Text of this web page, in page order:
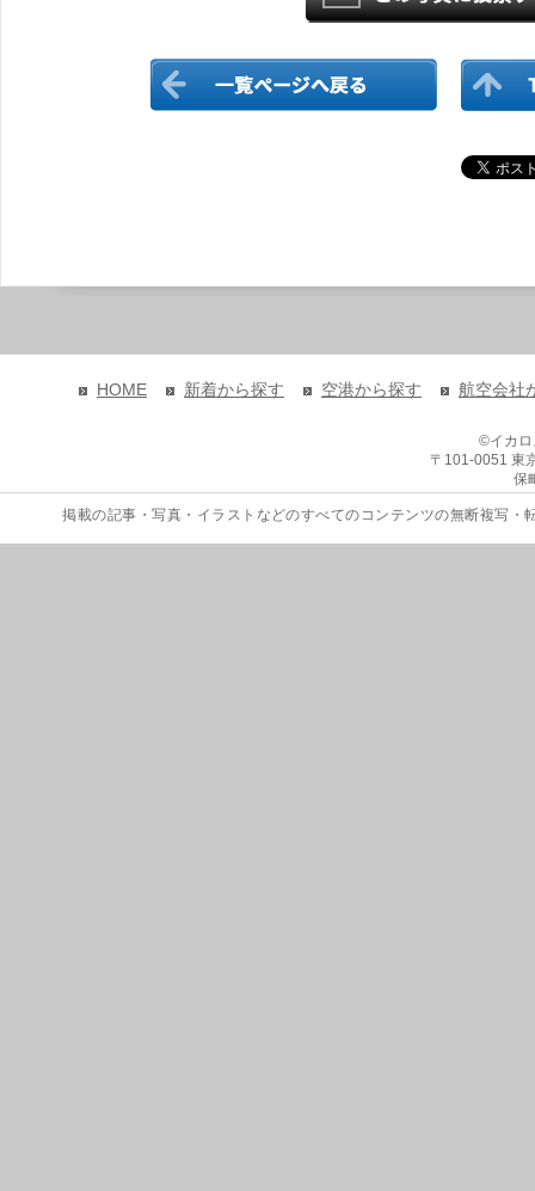
HOME 新着から探す 空港から探す 航空会社
©イカ
〒101-0051 東
保
掲載の記事・写真・イラストなどのすべてのコンテンツの無断複